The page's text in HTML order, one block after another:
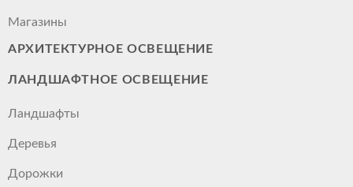
Магазины
АРХИТЕКТУРНОЕ ОСВЕЩЕНИЕ
ЛАНДШАФТНОЕ ОСВЕЩЕНИЕ
Ландшафты
Деревья
Дорожки